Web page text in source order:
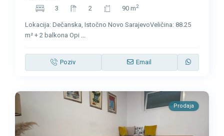
3 2 90 m2
Lokacija: Dečanska, Istočno Novo SarajevoVeličina: 88.25
m² + 2 balkona Opi
Poziv Email
Prodaja